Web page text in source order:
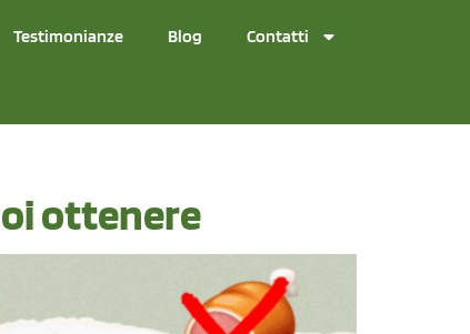
Testimonianze Blog Contatti
ottenere